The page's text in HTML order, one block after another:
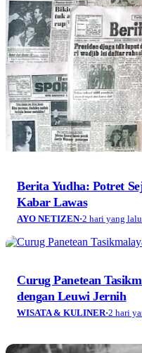
Berita Yudha: Potret
Kabar Lawas
AYO NETIZEN·2 hari yang lalu
Curug Panetean
dengan Leuwi Jernih
WISATA & KULINER·2 hari